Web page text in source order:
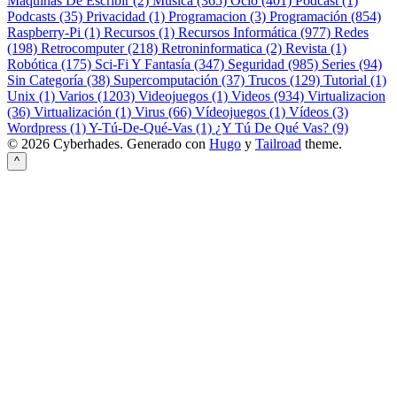
Podcasts (35) Privacidad (1) Programacion (3) Programación (854)
Raspberry-Pi (1) Recursos (1) Recursos Informática (977) Redes
(198) Retrocomputer (218) Retroninformatica (2) Revista (1)
Robótica (175) Sci-Fi Y Fantasía (347) Seguridad (985) Series (94)
Sin Categoría (38) Supercomputación (37) Trucos (129) Tutorial (1)
Unix (1) Varios (1203) Videojuegos (1) Videos (934) Virtualizacion
(36) Virtualización (1) Virus (66) Vídeojuegos (1) Vídeos (3)
Wordpress (1)Y-Tú-De-Qué-Vas (1) ¿Y Tú De Qué Vas? (9)
© 2026 Cyberhades. Generado con Hugo y Tailroad theme.
^